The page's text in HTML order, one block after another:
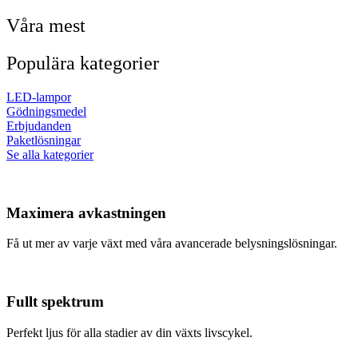
Våra mest
Populära kategorier
LED-lampor
Gödningsmedel
Erbjudanden
Paketlösningar
Se alla kategorier
Maximera avkastningen
Få ut mer av varje växt med våra avancerade belysningslösningar.
Fullt spektrum
Perfekt ljus för alla stadier av din växts livscykel.